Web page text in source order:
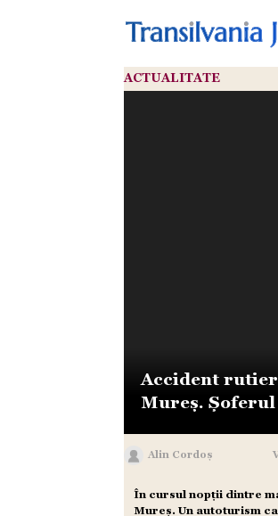
ACTUALITATE
Accident rutier
Mureș.
Alin Cordoș
În cursul nopții dintre
Mureș. Un autoturism